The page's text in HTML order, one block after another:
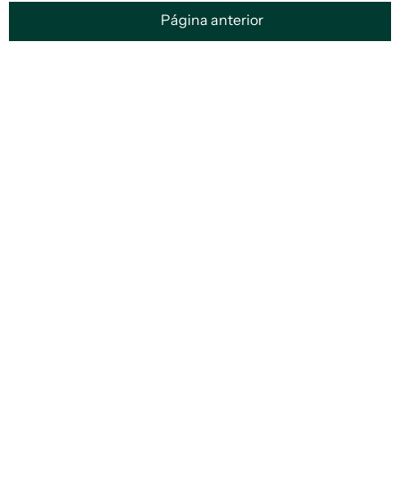
Página anterior